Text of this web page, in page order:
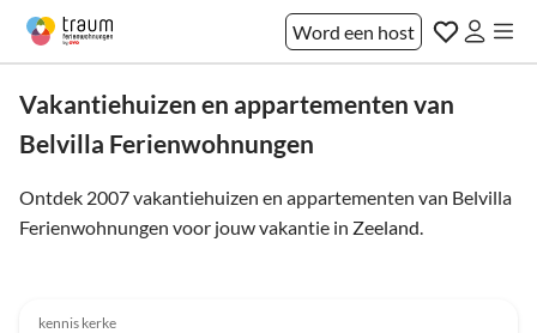
Word een host
Vakantiehuizen en appartementen van
Belvilla Ferienwohnungen
Ontdek 2007 vakantiehuizen en appartementen van Belvilla
Ferienwohnungen voor jouw vakantie in Zeeland.
kennis kerke